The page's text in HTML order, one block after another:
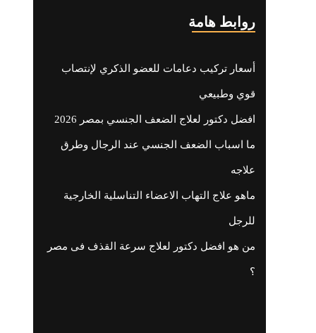
روابط هامة
أسعار تركيب دعامات للعضو الذكري لإنتصاب
قوي وطبيعي
افضل دكتور لعلاج الضعف الجنسي بمصر 2026
ما اسباب الضعف الجنسي عند الرجال وطرق
علاجه
ماهو علاج التهاب الاعضاء التناسلية الخارجية
للرجل
من هو افضل دكتور لعلاج سرعة القذف فى مصر
؟